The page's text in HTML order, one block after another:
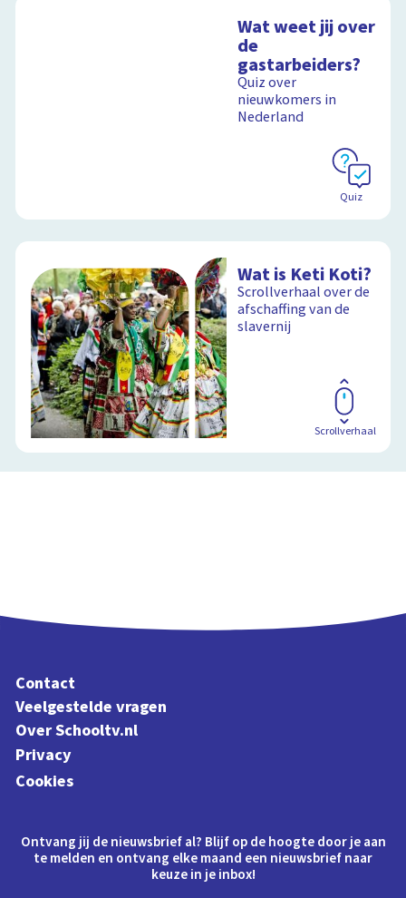
Wat weet jij over
de
gastarbeiders?
Quiz over
nieuwkomers in
Nederland
Quiz
Wat is Keti Koti?
Scrollverhaal over de
afschaffing van de
slavernij
Scrollverhaal
Contact
Veelgestelde vragen
Over Schooltv.nl
Privacy
Cookies
Ontvang jij de nieuwsbrief al? Blijf op de hoogte door je aan
te melden en ontvang elke maand een nieuwsbrief naar
keuze in je inbox!